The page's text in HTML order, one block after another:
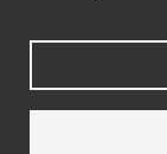
Legal Transparency